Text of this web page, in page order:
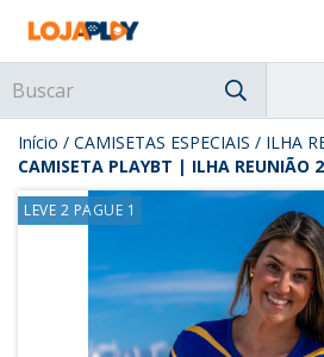
Início / CAMISETAS ESPECIAIS / ILHA
CAMISETA PLAYBT | ILHA REUNIÃO
LEVE 2 PAGUE 1